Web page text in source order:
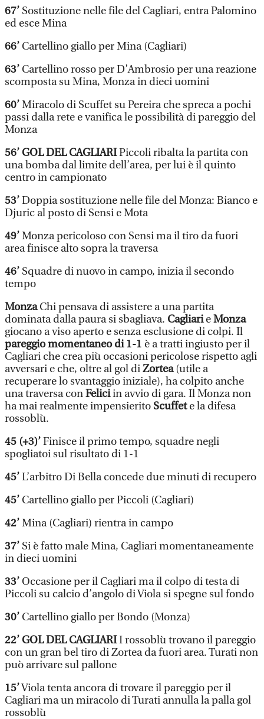
67’ Sostituzione nelle file del Cagliari, entra Palomino
ed esce Mina
66’ Cartellino giallo per Mina (Cagliari)
63’ Cartellino rosso per D’Ambrosio per una reazione
scomposta su Mina, Monza in dieci uomini
60’Miracolo di Scuffet su Pereira che spreca a pochi
passi dalla rete e vanifica le possibilità di pareggio del
Monza
56’ GOL DEL CAGLIARIPiccoli ribalta la partita con
una bomba dal limite dell’area, per lui è il quinto
centro in campionato
53’Doppia sostituzione nelle file del Monza: Bianco e
Djuric al posto di Sensi e Mota
49’Monza pericoloso con Sensi ma il tiro da fuori
area finisce alto sopra la traversa
46’ Squadre di nuovo in campo, inizia il secondo
tempo
MonzaChi pensava di assistere a una partita
dominata dalla paura si sbagliava. CagliarieMonza
giocano a viso aperto e senza esclusione di colpi. Il
pareggio momentaneo di 1-1 è a tratti ingiusto per il
Cagliari che crea più occasioni pericolose rispetto agli
avversari e che, oltre al gol diZortea(utile a
recuperare lo svantaggio iniziale), ha colpito anche
una traversa conFeliciin avvio di gara. Il Monza non
ha mai realmente impensierito Scuffete la difesa
rossoblù.
45 (+3)’Finisce il primo tempo, squadre negli
spogliatoi sul risultato di 1-1
45’L’arbitro Di Bella concede due minuti di recupero
45’ Cartellino giallo per Piccoli (Cagliari)
42’Mina (Cagliari) rientra in campo
37’ Si è fatto male Mina, Cagliari momentaneamente
in dieci uomini
33’ Occasione per il Cagliari ma il colpo di testa di
Piccoli su calcio d’angolo di Viola si spegne sul fondo
30’ Cartellino giallo per Bondo (Monza)
22’ GOL DEL CAGLIARII rossoblù trovano il pareggio
con un gran bel tiro di Zortea da fuori area. Turati non
può arrivare sul pallone
15’Viola tenta ancora di trovare il pareggio per il
Cagliari ma un miracolo di Turati annulla la palla gol
rossoblù